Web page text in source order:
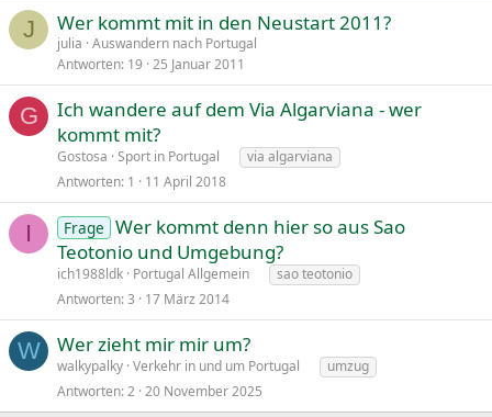
J Wer kommt mit in den Neustart 2011?
julia Auswandern nach Portugal
Antworten 19 25 Januar 2011
G
Ich wandere auf dem Via Algarviana - wer
kommt mit?
Gostosa Sport in Portugal
via algarviana
Antworten 1 11 April 2018
I Frage Wer kommt denn hier so aus Sao
Teotonio und Umgebung?
ich1988ldk Portugal Allgemein
sao teotonio
Antworten 3 17 März 2014
W Wer zieht mir mir um?
walkypalky Verkehr in und um Portugal
umzug
Antworten 2 20 November 2025